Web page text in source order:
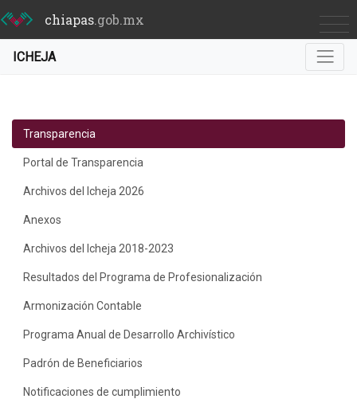
chiapas.gob.mx
ICHEJA
Transparencia
Portal de Transparencia
Archivos del Icheja 2026
Anexos
Archivos del Icheja 2018-2023
Resultados del Programa de Profesionalización
Armonización Contable
Programa Anual de Desarrollo Archivístico
Padrón de Beneficiarios
Notificaciones de cumplimiento